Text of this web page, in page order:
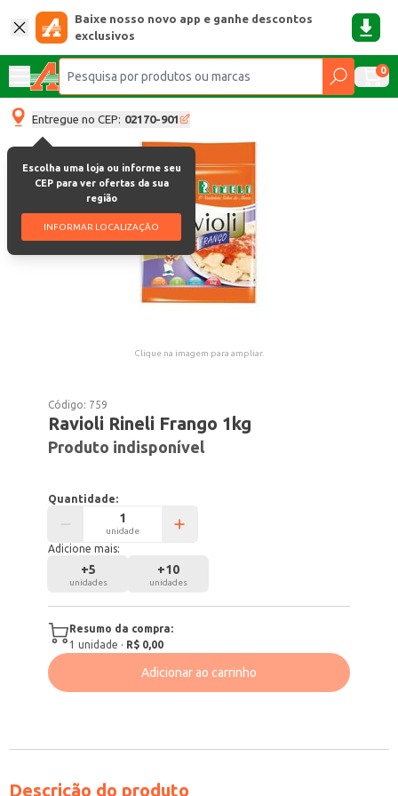
Baixe nosso novo app e ganhe descontos
exclusivos
0
Entregue no CEP: 02170-901
Escolha uma loja ou informe seu
CEP para ver ofertas da sua
região
INFORMAR LOCALIZAÇÃO
Clique na imagem para ampliar.
Código: 759
Ravioli Rineli Frango 1kg
Produto indisponível
Quantidade:
unidade
Adicione mais:
+5
unidades
+10
unidades
Resumo da compra:
1 unidade · R$ 0,00
Adicionar ao carrinho
Descrição do produto